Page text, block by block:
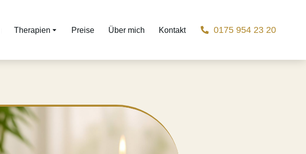
Therapien Preise Über mich Kontakt 0175 954 23 20